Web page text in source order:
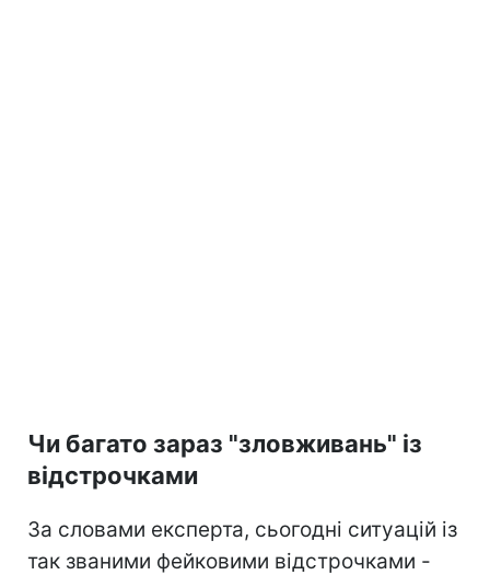
Чи багато зараз "зловживань" із
відстрочками
За словами експерта, сьогодні ситуацій із
так званими фейковими відстрочками -